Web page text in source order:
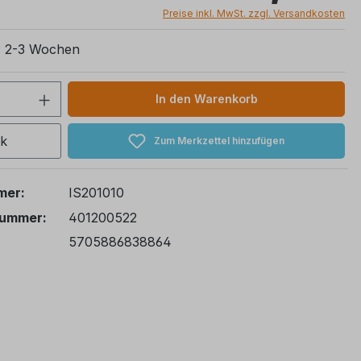
Preise inkl. MwSt. zzgl. Versandkosten
2-3 Wochen
Anzahl: Gib den gewünschten Wert
In den Warenkorb
Zum Merkzettel hinzufügen
IS201010
401200522
5705886838864